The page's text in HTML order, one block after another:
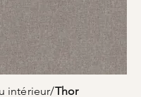
intérieur/Thor